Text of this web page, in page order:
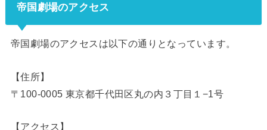
帝国劇場のアクセス
帝国劇場のアクセスは以下の通りとなっています。
【住所】
〒100-0005 東京都千代田区丸の内３丁目１−1号
【アクセス】